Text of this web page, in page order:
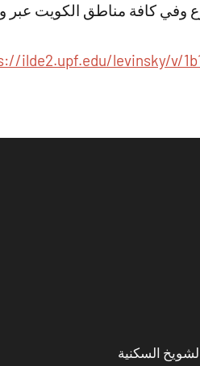
وفي كافة مناطق الكويت
ilde2.upf.edu/levinsky/v/
السكنية